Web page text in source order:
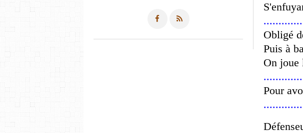
Obligé
Puis à
On joue
Pour